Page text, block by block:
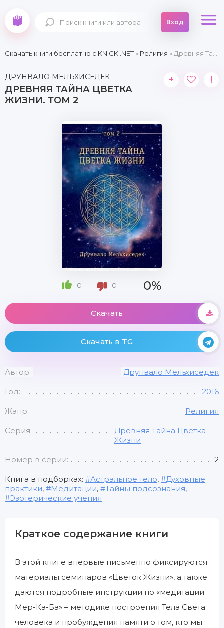
Вход
Скачать книги бесплатно c KNIGKI.NET» Религия » Древняя Тайна Цветка Жизни. Том 2
ДРУНВАЛО МЕЛЬХИСЕДЕК
ДРЕВНЯЯ ТАЙНА ЦВЕТКА
ЖИЗНИ. ТОМ 2
+ !
0 0 0%
Скачать
Скачать в TG
Автор: Друнвало Мельхиседек
Год: 2016
Жанр: Религия
Серия:
Древняя Тайна Цветка
Жизни
Номер в серии: 2
Книга в подборках: Астральное тело,
Духовные
практики, Медитации, Тайны подсознания,
Эзотерические учения
Краткое содержание книги
В этой книге впервые письменно фиксируются
материалы семинаров «Цветок Жизни», а также
даются подробные инструкции по «медитации
Мер-Ка-Ба» – методике построения Тела Света
человека и пробуждения памяти о том, кто мы